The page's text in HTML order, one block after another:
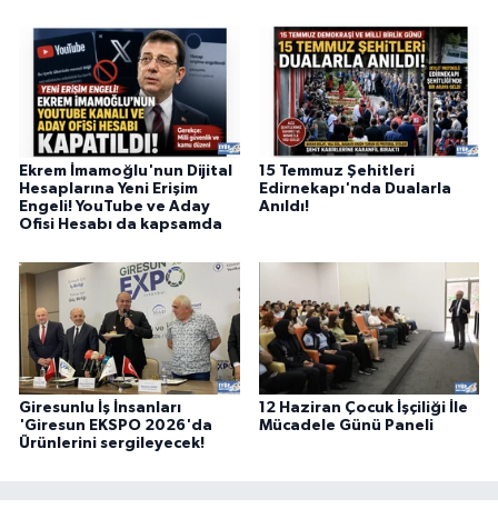
Ekrem İmamoğlu'nun Dijital
Hesaplarına Yeni Erişim
Engeli! YouTube ve Aday
Ofisi Hesabı da kapsamda
15 Temmuz Şehitleri
Edirnekapı'nda Dualarla
Anıldı!
Giresunlu İş İnsanları
'Giresun EKSPO 2026'da
Ürünlerini sergileyecek!
12 Haziran Çocuk İşçiliği İle
Mücadele Günü Paneli